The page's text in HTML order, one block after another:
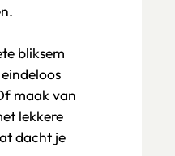
bliksem
maak van
lekkere
dacht je